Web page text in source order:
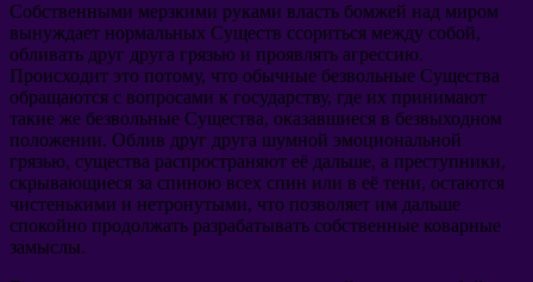
Собственными мерзкими руками власть бомжей над миром
вынуждает нормальных Существ ссориться между собой,
обливать друг друга грязью и проявлять агрессию.
Происходит это потому, что обычные безвольные Существа
обращаются с вопросами к государству, где их принимают
такие же безвольные Существа, оказавшиеся в безвыходном
положении. Облив друг друга шумной эмоциональной
грязью, существа распространяют её дальше, а преступники,
скрывающиеся за спиною всех спин или в её тени, остаются
чистенькими и нетронутыми, что позволяет им дальше
спокойно продолжать разрабатывать собственные коварные
замыслы.